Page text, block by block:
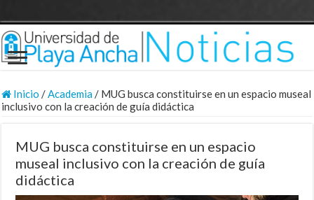
Inicio /Academia/ MUG busca constituirse en un espacio museal
inclusivo con la creación de guía didáctica
MUG busca constituirse en un espacio
museal inclusivo con la creación de guía
didáctica